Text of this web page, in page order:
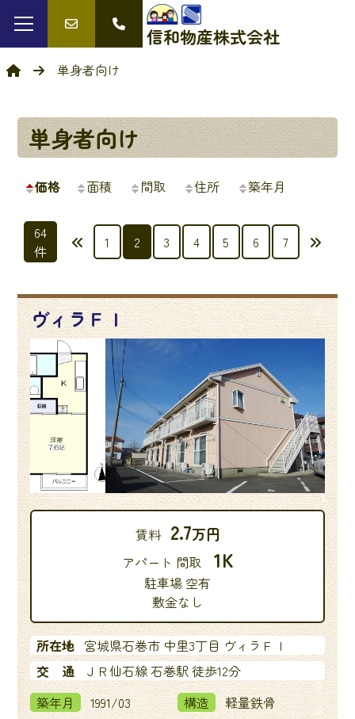
信和物産株式会社
単身者向け
単身者向け
価格 面積 間取 住所 築年月
64
件
投
の
ペ
ー
ジ
送
1 2 3 4 5 6 7
ヴィラＦＩ
賃料 2.7万円
アパート 間取 1K
駐車場 空有
敷金なし
所在地 宮城県石巻市 中里3丁目 ヴィラＦＩ
交 通
ＪＲ仙石線 石巻駅 徒歩12分
築年月
1991/03 構造
軽量鉄骨